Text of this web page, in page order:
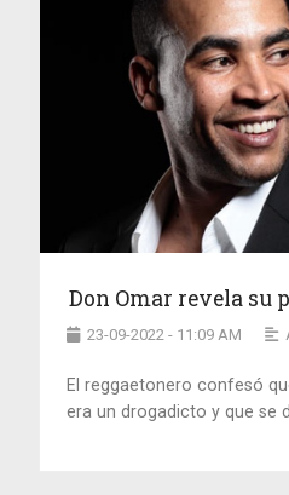
Don Omar revela su
23-09-2022 - 11:09 AM
El reggaetonero confesó
era un drogadicto y que se